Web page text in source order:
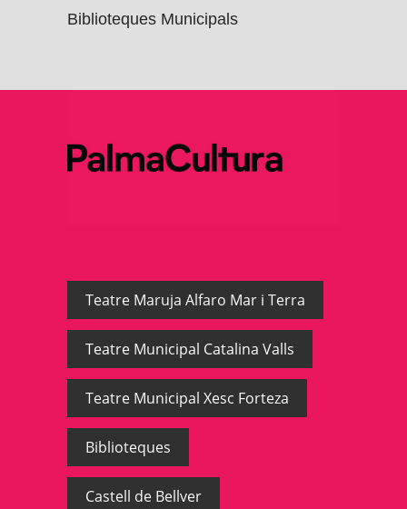
Biblioteques Municipals
Teatre Maruja Alfaro Mar i Terra
Teatre Municipal Catalina Valls
Teatre Municipal Xesc Forteza
Biblioteques
Castell de Bellver